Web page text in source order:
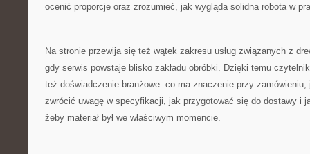
ocenić proporcje oraz zrozumieć, jak wygląda solidna robota w
Na stronie przewija się też wątek zakresu usług związanych z
gdy serwis powstaje blisko zakładu obróbki. Dzięki temu
też doświadczenie branżowe: co ma znaczenie przy
zwrócić uwagę w specyfikacji, jak przygotować się do dostawy i
żeby materiał był we właściwym momencie.